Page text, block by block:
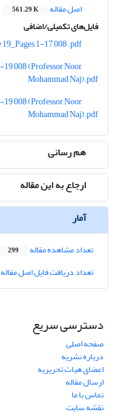
اصل مقاله
561.29 K
فایل‌های تکمیلی/اضافی
JML_Volume 05_Issue 19_Pages 1-17 008 .pdf
008 (Professor Noor
Mohammad Naj).pdf
008 (Professor Noor
Mohammad Naj).pdf
هم رسانی
ارجاع به این مقاله
آمار
تعداد مشاهده مقاله 299
تعداد دریافت فایل اصل مقاله
دسترسی سریع
صفحه اصلی
درباره نشریه
اعضای هیات تحریریه
ارسال مقاله
تماس با ما
نقشه سایت